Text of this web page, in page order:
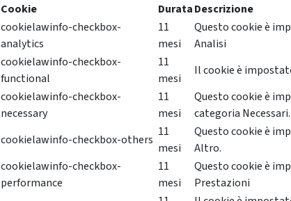
Cookie
DurataDescrizione
cookielawinfo-checkbox-
analytics
11
mesi
Questo cookie è
Analisi
cookielawinfo-checkbox-
functional
11
mesi
Il cookie è
cookielawinfo-checkbox-
necessary
11
mesi
Questo cookie è
categoria Necessari.
cookielawinfo-checkbox-others
11
mesi
Questo cookie è
Altro.
cookielawinfo-checkbox-
performance
11
mesi
Questo cookie è
Prestazioni